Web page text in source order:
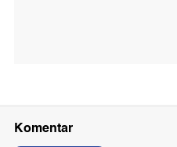
Komentar